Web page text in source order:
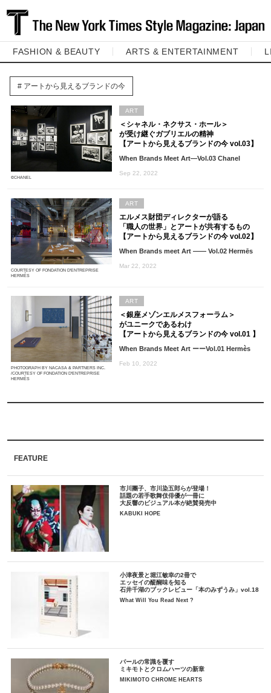
FASHION & BEAUTY ARTS & ENTERTAINMENT
アートから見えるブランドの今
©CHANEL
＜シャネル・ネクサス・ホール＞
が受け継ぐガブリエルの精神
【アートから見えるブランドの今 vol.03】
When Brands Meet Art—Vol.03 Chanel
Sep 22, 2022
ART
COURTESY OF FONDATION D'ENTREPRISE
HERMÉS
エルメス財団ディレクターが語る
「職人の世界」とアートが共有するもの
【アートから見えるブランドの今 vol.02】
When Brands meet Art ―― Vol.02 Hermēs
Mar 22, 2022
ART
PHOTOGRAPH BY NACASA & PARTNERS INC.
/COURTESY OF FONDATION D'ENTREPRISE
HERMÈS
＜銀座メゾンエルメスフォーラム＞
がユニークであるわけ
【アートから見えるブランドの今 vol.01 】
When Brands Meet Art ーーVol.01 Hermès
Feb 10, 2022
ART
FEATURE
市川團子、市川染五郎らが登場！
話題の若手歌舞伎俳優が一冊に
大反響のビジュアル本が絶賛発売中
KABUKI HOPE
小津夜景と堀江敏幸の2冊で
エッセイの醍醐味を知る
石井千湖のブックレビュー「本のみずうみ」vol.18
What Will You Read Next ?
パールの常識を覆す
ミキモトとクロムハーツの新章
MIKIMOTO CHROME HEARTS